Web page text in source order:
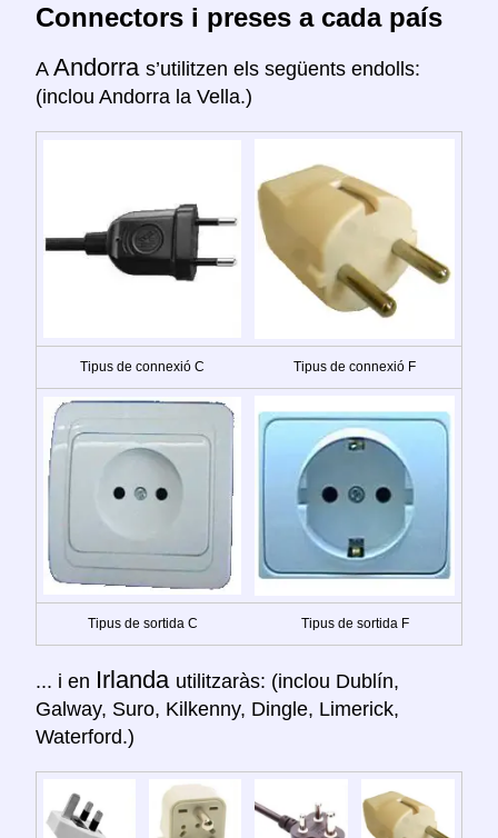
Connectors i preses a cada país
A Andorra s’utilitzen els següents endolls:
(inclou Andorra la Vella.)
Tipus de connexió C Tipus de connexió F
Tipus de sortida C Tipus de sortida F
... i en Irlanda utilitzaràs: (inclou Dublín,
Galway, Suro, Kilkenny, Dingle, Limerick,
Waterford.)